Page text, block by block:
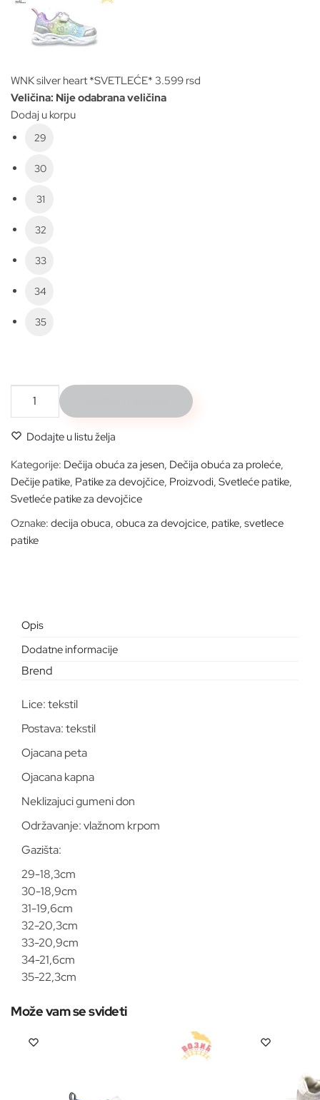
količina
WNK silver heart *SVETLEĆE* 3.599 rsd
Veličina: Nije odabrana veličina
Dodaj u korpu
29
30
31
32
33
34
35
*SVETLEĆE*
količina
Dodajte u listu želja
Kategorije: Dečija obuća za jesen, Dečija obuća za proleće,
Dečije patike, Patike za devojčice, Proizvodi, Svetleće patike,
Svetleće patike za devojčice
Oznake: decija obuca, obuca za devojcice, patike, svetlece
patike
Opis
Dodatne informacije
Lice: tekstil
Postava: tekstil
Ojacana peta
Ojacana kapna
Neklizajuci gumeni don
Održavanje: vlažnom krpom
Gazišta:
29-18,3cm
30-18,9cm
31-19,6cm
32-20,3cm
33-20,9cm
34-21,6cm
35-22,3cm